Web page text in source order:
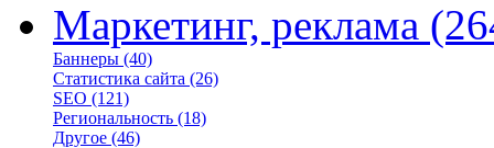
Маркетинг, реклама
Баннеры (40)
Статистика сайта (26)
SEO (121)
Региональность (18)
Другое (46)